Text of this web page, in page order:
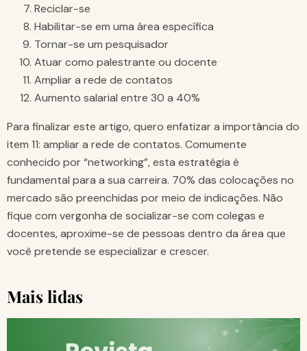
Reciclar-se
Habilitar-se em uma área específica
Tornar-se um pesquisador
Atuar como palestrante ou docente
Ampliar a rede de contatos
Aumento salarial entre 30 a 40%
Para finalizar este artigo, quero enfatizar a importância do
item 11: ampliar a rede de contatos. Comumente
conhecido por “networking”, esta estratégia é
fundamental para a sua carreira. 70% das colocações no
mercado são preenchidas por meio de indicações. Não
fique com vergonha de socializar-se com colegas e
docentes, aproxime-se de pessoas dentro da área que
você pretende se especializar e crescer.
Mais lidas